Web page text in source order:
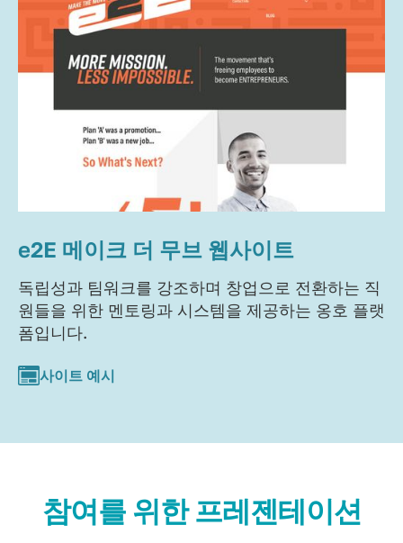
e2E 메이크 더 무브 웹사이트
독립성과 팀워크를 강조하며 창업으로 전환하는 직
원들을 위한 멘토링과 시스템을 제공하는 옹호 플랫
폼입니다.
사이트 예시
참여를 위한 프레젠테이션